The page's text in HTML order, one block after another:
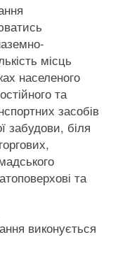
місць
населеного
та
засобів
забудови, біля
та
виконується